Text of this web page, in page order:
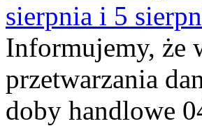
sierpnia i 5
Informujemy, że
przetwarzania
doby handlowe